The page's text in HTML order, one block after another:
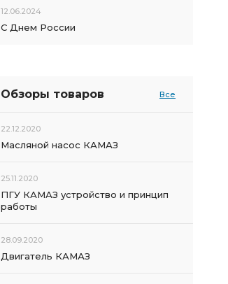
12.06.2024
С Днем России
Обзоры товаров Все
22.12.2020
Масляной насос КАМАЗ
25.11.2020
ПГУ КАМАЗ устройство и принцип
работы
28.09.2020
Двигатель КАМАЗ